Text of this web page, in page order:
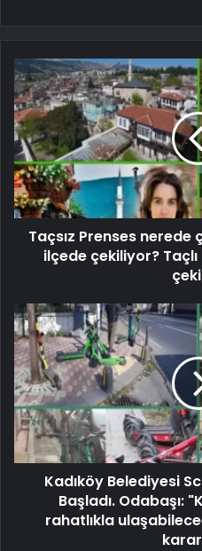
Taçsız Prenses
ilçede çekiliyor?
Kadıköy Belediyesi
Başladı. Odabaşı:
rahatlıkla